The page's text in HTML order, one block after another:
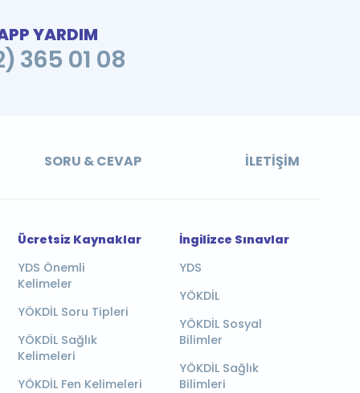
YARDIM
365 01 08
SORU & CEVAP İLETIŞIM
Ücretsiz Kaynaklar
YDS Önemli
Kelimeler
YÖKDİL Soru Tipleri
YÖKDİL Sağlık
Kelimeleri
YÖKDİL Fen Kelimeleri
İngilizce Sınavlar
YDS
YÖKDİL
YÖKDİL Sosyal
Bilimler
YÖKDİL Sağlık
Bilimleri